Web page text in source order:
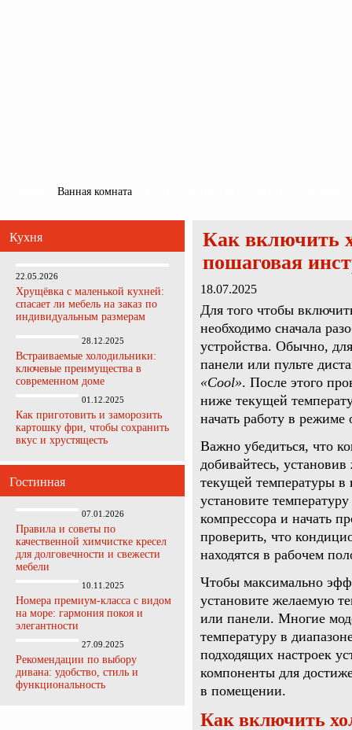
Ванная комната
Кухня
22.05.2026
Хрущёвка с маленькой кухней:
спасает ли мебель на заказ по
индивидуальным размерам
28.12.2025
Встраиваемые холодильники:
ключевые преимущества в
современном доме
01.12.2025
Как приготовить и заморозить
картошку фри, чтобы сохранить
вкус и хрустящесть
Гостинная
07.01.2026
Правила и советы по
качественной химчистке кресел
для долговечности и свежести
мебели
10.11.2025
Номера премиум-класса с видом
на море: гармония покоя и
элегантности
27.09.2025
Рекомендации по выбору
дивана: удобство, стиль и
функциональность
Как включить
пошаговая
18.07.2025
Для того чтобы
необходимо сначала
устройства. Обычно,
панели или пульте
«Cool». После этого
ниже текущей
начать работу в режиме
Важно убедиться, что
добивайтесь,
текущей температуры в
установите
компрессора и начать
проверить, что
находятся в рабочем
Чтобы максимально
установите желаемую
или панели. Многие
температуру в
подходящих настроек
компоненты для
в помещении.
Как включить